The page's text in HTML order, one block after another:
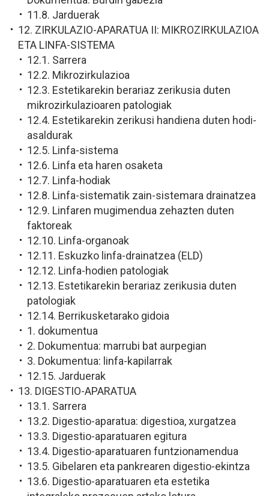
11.8. Jarduerak
12. ZIRKULAZIO-APARATUA II: MIKROZIRKULAZIOA
ETA LINFA-SISTEMA
12.1. Sarrera
12.2. Mikrozirkulazioa
12.3. Estetikarekin berariaz zerikusia duten
mikrozirkulazioaren patologiak
12.4. Estetikarekin zerikusi handiena duten hodi-
asaldurak
12.5. Linfa-sistema
12.6. Linfa eta haren osaketa
12.7. Linfa-hodiak
12.8. Linfa-sistematik zain-sistemara drainatzea
12.9. Linfaren mugimendua zehazten duten
faktoreak
12.10. Linfa-organoak
12.11. Eskuzko linfa-drainatzea (ELD)
12.12. Linfa-hodien patologiak
12.13. Estetikarekin berariaz zerikusia duten
patologiak
12.14. Berrikusketarako gidoia
1. dokumentua
2. Dokumentua: marrubi bat aurpegian
3. Dokumentua: linfa-kapilarrak
12.15. Jarduerak
13. DIGESTIO-APARATUA
13.1. Sarrera
13.2. Digestio-aparatua: digestioa, xurgatzea
13.3. Digestio-aparatuaren egitura
13.4. Digestio-aparatuaren funtzionamendua
13.5. Gibelaren eta pankrearen digestio-ekintza
13.6. Digestio-aparatuaren eta estetika